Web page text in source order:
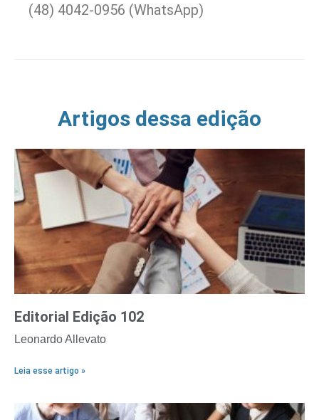
(48) 4042-0956 (WhatsApp)
Artigos dessa edição
Editorial Edição 102
Leonardo Allevato
Leia esse artigo »